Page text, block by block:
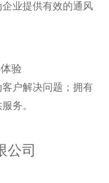
业提供有效的通风
验
户解决问题；拥有
务。
公司